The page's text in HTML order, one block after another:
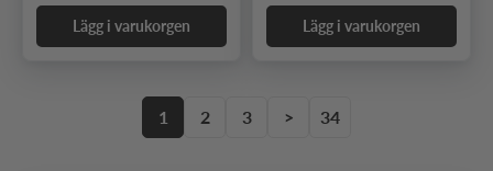
Lägg i varukorgen Lägg i varukorgen
1 2 3 > 34